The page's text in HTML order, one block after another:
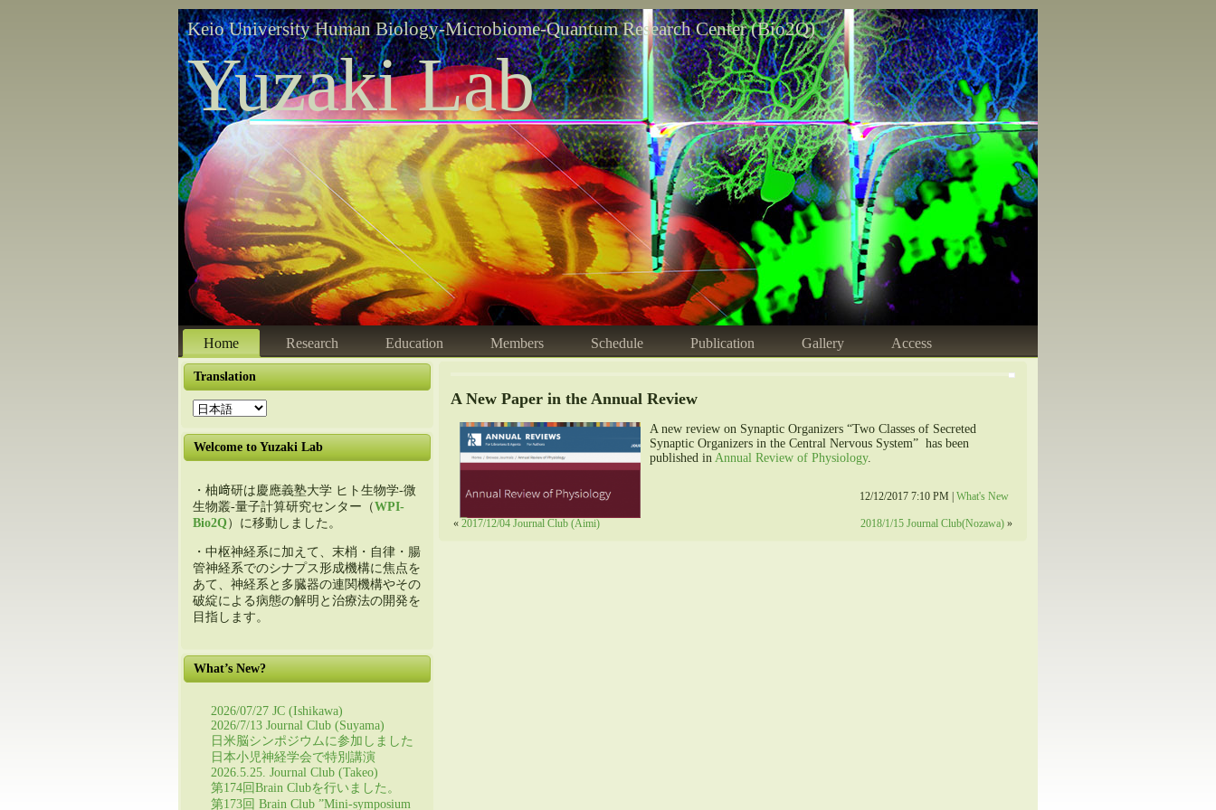
Keio University Human Biology-Microbiome-Quantum Research Center (Bio2Q)
Yuzaki Lab
Home Research Education Members Schedule Publication Gallery Access
Translation
Welcome to Yuzaki Lab
・柚﨑研は慶應義塾大学 ヒト生物学-微
生物叢-量子計算研究センター（WPI-
Bio2Q）に移動しました。
・中枢神経系に加えて、末梢・自律・腸
管神経系でのシナプス形成機構に焦点を
あて、神経系と多臓器の連関機構やその
破綻による病態の解明と治療法の開発を
目指します。
What’s New?
2026/07/27 JC (Ishikawa)
2026/7/13 Journal Club (Suyama)
日米脳シンポジウムに参加しました
日本小児神経学会で特別講演
2026.5.25. Journal Club (Takeo)
第174回Brain Clubを行いました。
第173回 Brain Club ”Mini-symposium
A New Paper in the Annual Review
A new review on Synaptic Organizers “Two Classes of Secreted
Synaptic Organizers in the Central Nervous System” has been
published in Annual Review of Physiology.
12/12/2017 7:10 PM |What's New
« 2017/12/04 Journal Club (Aimi) 2018/1/15 Journal Club(Nozawa)»